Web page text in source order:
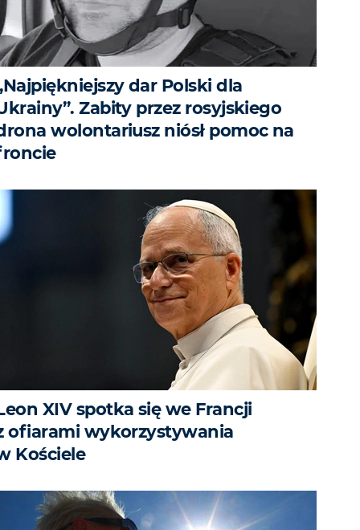
dar Polski dla
Zabity przez rosyjskiego
wolontariusz niósł pomoc na
XIV spotka się we Francji
ofiarami wykorzystywania
Kościele